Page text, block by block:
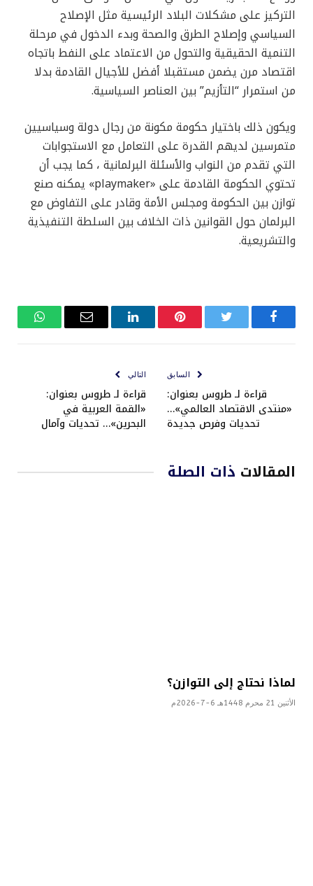
التركيز على مشكلات البلاد الرئيسية مثل الإصلاح
السياسي وإصلاح الطرق والصحة وبدء الدخول في مرحلة
التنمية الحقيقية والتحول من الاعتماد على النفط باتجاه
اقتصاد مرن يضمن مستقبلا أفضل للأجيال القادمة بدلا
من استمرار “التأزيم” بين العناصر السياسية.
ويكون ذلك باختيار حكومة مكونة من رجال دولة وسياسيين
متمرسين لديهم القدرة على التعامل مع الاستجوابات
التي تقدم من النواب والأسئلة البرلمانية ، كما يجب أن
تحتوي الحكومة القادمة على «playmaker» يمكنه صنع
توازن بين الحكومة ومجلس الأمة وقادر على التفاوض مع
البرلمان حول القوانين ذات الخلاف بين السلطة التنفيذية
والتشريعية.
فيسبوك تويتر بينتيريستلينكدإن
البريد
واتساب
السابق
قراءة لـ طروس بعنوان:
«منتدى الاقتصاد العالمي»…
تحديات وفرص جديدة
التالي
قراءة لـ طروس بعنوان:
«القمة العربية في
البحرين»… تحديات وآمال
المقالات ذات الصلة
لماذا نحتاج إلى التوازن؟
الأثنين 21 محرم 1448هـ 6-7-2026م